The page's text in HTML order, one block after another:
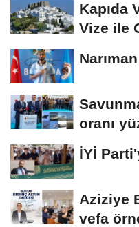
Kapıda
Vize ile
oranı
Erzurum
İYİ
Aziziye
vefa